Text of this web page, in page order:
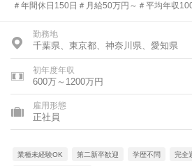
＃年間休日150日＃月給50万円～＃平均年収
勤務地
千葉県、東京都、神奈川県、愛知県
初年度年収
600万～1200万円
雇用形態
正社員
業種未経験OK 第二新卒歓迎 学歴不問 完全